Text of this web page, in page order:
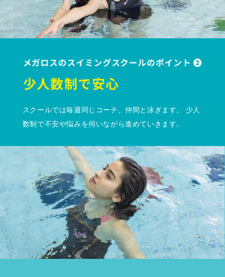
スクールでは毎週同じコーチ、仲間と泳ぎます。 少人
数制で不安や悩みを伺いながら進めていきます。